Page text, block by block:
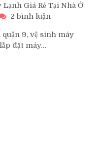
Giá Rẻ Tại Nhà Ở
2 bình luận
vụ
9, vệ sinh máy
đặt máy…